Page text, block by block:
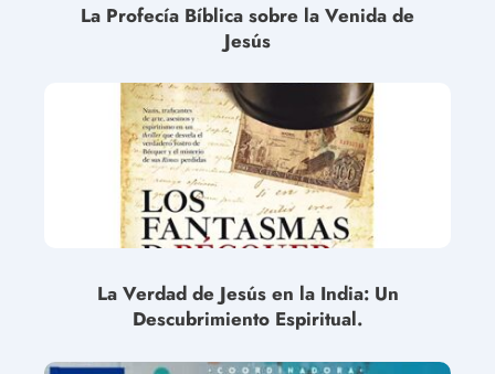
La Profecía Bíblica sobre la Venida de
Jesús
La Verdad de Jesús en la India: Un
Descubrimiento Espiritual.